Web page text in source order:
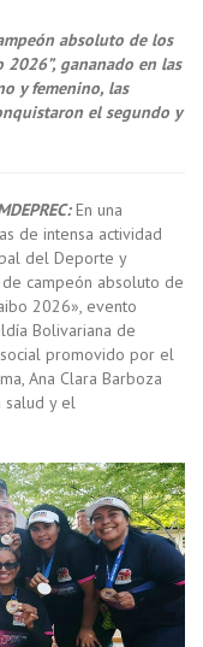
absoluto de los
2026”, gananado en las
y femenino, las
el segundo y
En una
de intensa actividad
del Deporte y
de campeón absoluto de
2026», evento
Bolivariana de
promovido por el
Ana Clara Barboza
salud y el